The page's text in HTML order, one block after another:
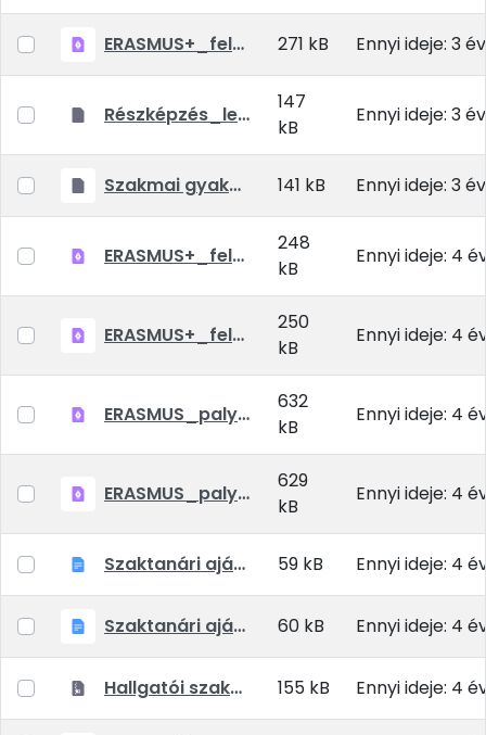
ERASMUS+_felhivas_reszkepzes_2022_23_tavaszi_felevre.pdf 271 kB Ennyi ideje: 3 év
Részképzés_letölthető.rar
147
kB
Ennyi ideje: 3 év
Szakmai gyakorlat_letölthető.rar 141 kB Ennyi ideje: 3 év
ERASMUS+_felhivas_szakmai gyakorlat_2022_tavaszi_2022_23_oszi_tavaszi_felevre MATE_4M.pdf
248
kB
Ennyi ideje: 4
ERASMUS+_felhivas_reszkepzes_2022_23_oszi_tavaszi_felevre MATE_4M.pdf
250
kB
Ennyi ideje: 4
ERASMUS_palyazat_reszkepzes_2021_22_tavasz.pdf
632
kB
Ennyi ideje: 4
ERASMUS_palyazat_szakmai gyakorlat_2021_22_tanev.pdf
629
kB
Ennyi ideje: 4
Szaktanári ajánlás szakmai gyakorlat HU EN 59 kB Ennyi ideje: 4
Szaktanári ajánlás hallgatói részképzés HU EN 60 kB Ennyi ideje: 4
Hallgatói szakmai gyakorlat dokumentumok 155 kB Ennyi ideje: 4